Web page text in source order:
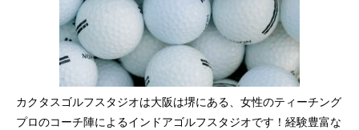
カクタスゴルフスタジオは大阪は堺にある、女性のティーチング
プロのコーチ陣によるインドアゴルフスタジオです！経験豊富な